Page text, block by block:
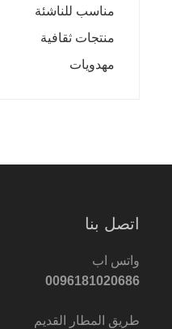
مناسب للناشئة
منتجات ثقافية
مهدويات
اتصل بنا
واتس اب
0096181020686
طريق المطار القديم